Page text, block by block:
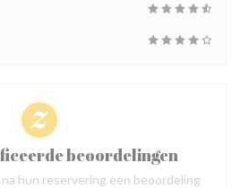
beoordelingen
hun reservering een beoordeling